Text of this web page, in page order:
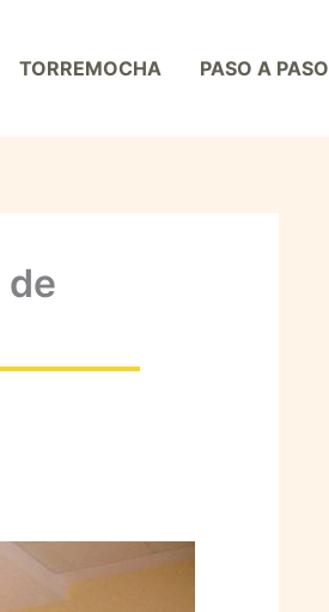
TORREMOCHA PASO A PASO
de